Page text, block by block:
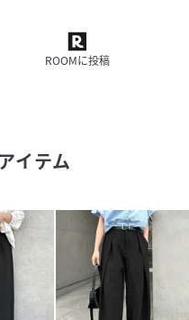
場合がございます。
ROOMに投稿
イテム